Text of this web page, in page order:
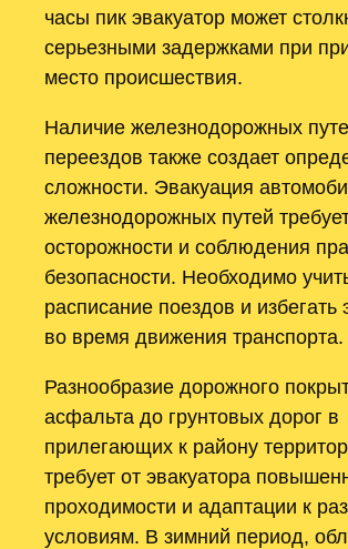
часы пик эвакуатор может
серьезными задержками при
место происшествия.
Наличие железнодорожных
переездов также создает
сложности. Эвакуация
железнодорожных путей
осторожности и соблюдения
безопасности. Необходимо
расписание поездов и избегать
во время движения транспорта.
Разнообразие дорожного
асфальта до грунтовых дорог в
прилегающих к району
требует от эвакуатора
проходимости и адаптации к
условиям. В зимний период,